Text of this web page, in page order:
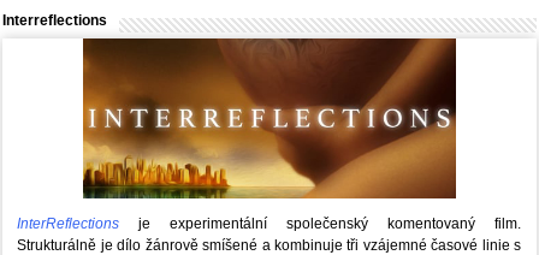
Interreflections
InterReflections je experimentální společenský komentovaný film.
Strukturálně je dílo žánrově smíšené a kombinuje tři vzájemné časové linie s